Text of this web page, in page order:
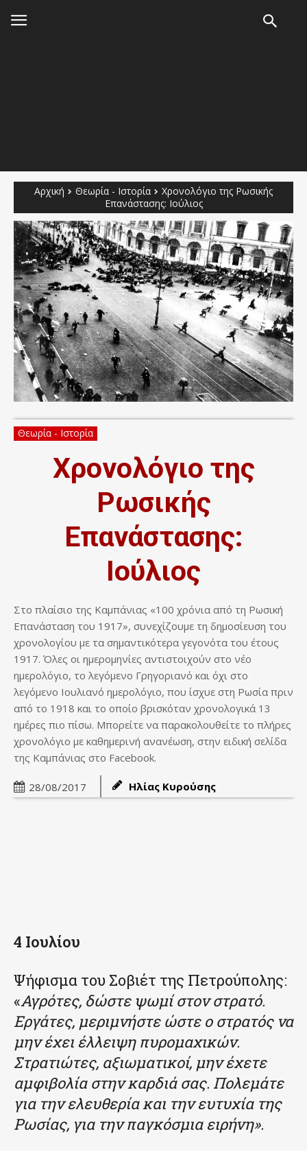
Αρχική Θεωρία - Ιστορία
Χρονολόγιο της Ρωσικής
Επανάστασης: Ιούλιος
Θεωρία - Ιστορία
Χρονολόγιο της
Ρωσικής
Επανάστασης:
Ιούλιος
Στο πλαίσιο της Καμπάνιας «100 χρόνια από τη Ρωσική
Επανάσταση του 1917», συνεχίζουμε τη δημοσίευση του
χρονολογίου με τα σημαντικότερα γεγονότα του έτους
1917. Όλες οι ημερομηνίες αντιστοιχούν στο νέο
ημερολόγιο, το λεγόμενο Γρηγοριανό και όχι στο
λεγόμενο Ιουλιανό ημερολόγιο, που ίσχυε στη Ρωσία πριν
από το 1918 και το οποίο βρισκόταν χρονολογικά 13
ημέρες πιο πίσω. Μπορείτε να παρακολουθείτε το πλήρες
χρονολόγιο με καθημερινή ανανέωση, στην ειδική σελίδα
της Καμπάνιας στο Facebook.
28/08/2017 Ηλίας Κυρούσης
4 Ιουλίου
Ψήφισμα του Σοβιέτ της Πετρούπολης:
«Αγρότες, δώστε ψωμί στον στρατό.
Εργάτες, μεριμνήστε ώστε ο στρατός να
μην έχει έλλειψη πυρομαχικών.
Στρατιώτες, αξιωματικοί, μην έχετε
αμφιβολία στην καρδιά σας. Πολεμάτε
για την ελευθερία και την ευτυχία της
Ρωσίας, για την παγκόσμια ειρήνη».